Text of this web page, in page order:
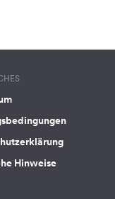
Hinweise